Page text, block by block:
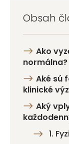
Obsah
Ako
normálna?
Aké sú
klinické
Aký
1.